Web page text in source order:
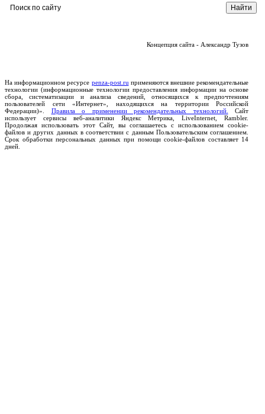
Концепция сайта - Александр Тузов
На информационном ресурсе penza-post.ru применяются внешние рекомендательные
технологии (информационные технологии предоставления информации на основе
сбора, систематизации и анализа сведений, относящихся к предпочтениям
пользователей сети «Интернет», находящихся на территории Российской
Федерации)». Правила о применении рекомендательных технологий.
Сайт
использует сервисы веб-аналитики Яндекс Метрика, LiveInternet, Rambler.
Продолжая использовать этот Сайт, вы соглашаетесь с использованием cookie-
файлов и других данных в соответствии с данным Пользовательским соглашением.
Срок обработки персональных данных при помощи cookie-файлов составляет 14
дней.